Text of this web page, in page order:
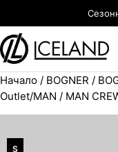
Към съдържанието
Search for:
Начало / BOGNER /
Outlet/MAN / MAN
S